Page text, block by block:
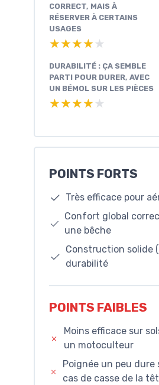
CORRECT, MAIS À
RÉSERVER À CERTAINS
USAGES
★★★★★
★★★★★
DURABILITÉ : ÇA SEMBLE
PARTI POUR DURER, AVEC
UN BÉMOL SUR LES PIÈCES
★★★★★
★★★★★
POINTS FORTS
Très efficace pour
Confort global
une bêche
Construction solide
durabilité
POINTS FAIBLES
Moins efficace sur
un motoculteur
Poignée un peu
cas de casse de la